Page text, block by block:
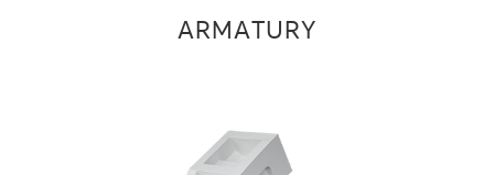
ARMATURY